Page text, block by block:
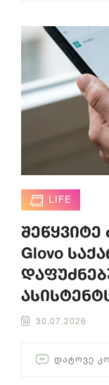
LIFE
შეწყვიტე
Glovo
30.07.2026
ᲓᲐᲢᲝᲕᲔ